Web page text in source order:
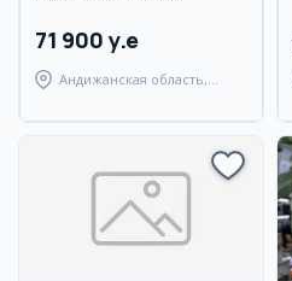
71 900 y.e
Андижанская область,